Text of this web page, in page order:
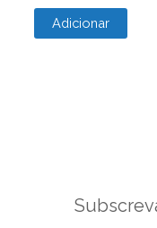
Adicionar